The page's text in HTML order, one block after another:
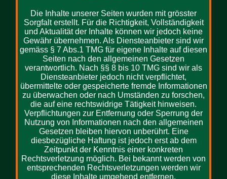
Die Inhalte unserer Seiten wurden mit grösster
Sorgfalt erstellt. Für die Richtigkeit, Vollständigkeit
und Aktualität der Inhalte können wir jedoch keine
Gewähr übernehmen. Als Diensteanbieter sind wir
gemäss § 7 Abs.1 TMG für eigene Inhalte auf diesen
Seiten nach den allgemeinen Gesetzen
verantwortlich. Nach §§ 8 bis 10 TMG sind wir als
Diensteanbieter jedoch nicht verpflichtet,
übermittelte oder gespeicherte fremde Informationen
zu überwachen oder nach Umständen zu forschen,
die auf eine rechtswidrige Tätigkeit hinweisen.
Verpflichtungen zur Entfernung oder Sperrung der
Nutzung von Informationen nach den allgemeinen
Gesetzen bleiben hiervon unberührt. Eine
diesbezügliche Haftung ist jedoch erst ab dem
Zeitpunkt der Kenntnis einer konkreten
Rechtsverletzung möglich. Bei bekannt werden von
entsprechenden Rechtsverletzungen werden wir
diese Inhalte umgehend entfernen.